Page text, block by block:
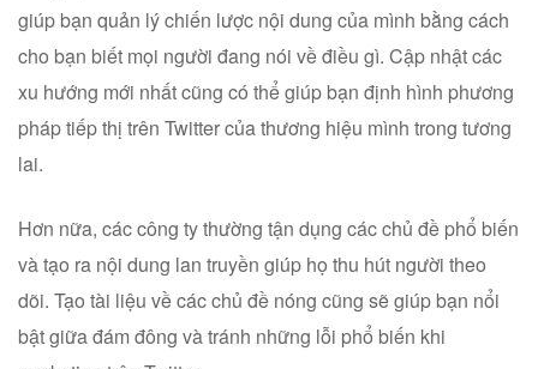
giúp bạn quản lý chiến lược nội dung của mình bằng cách
cho bạn biết mọi người đang nói về điều gì. Cập nhật các
xu hướng mới nhất cũng có thể giúp bạn định hình phương
pháp tiếp thị trên Twitter của thương hiệu mình trong tương
lai.
Hơn nữa, các công ty thường tận dụng các chủ đề phổ biến
và tạo ra nội dung lan truyền giúp họ thu hút người theo
dõi. Tạo tài liệu về các chủ đề nóng cũng sẽ giúp bạn nổi
bật giữa đám đông và tránh những lỗi phổ biến khi